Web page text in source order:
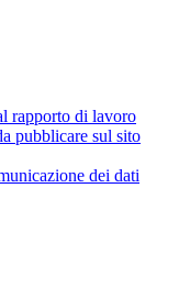
rapporto di lavoro
pubblicare sul sito
dei dati